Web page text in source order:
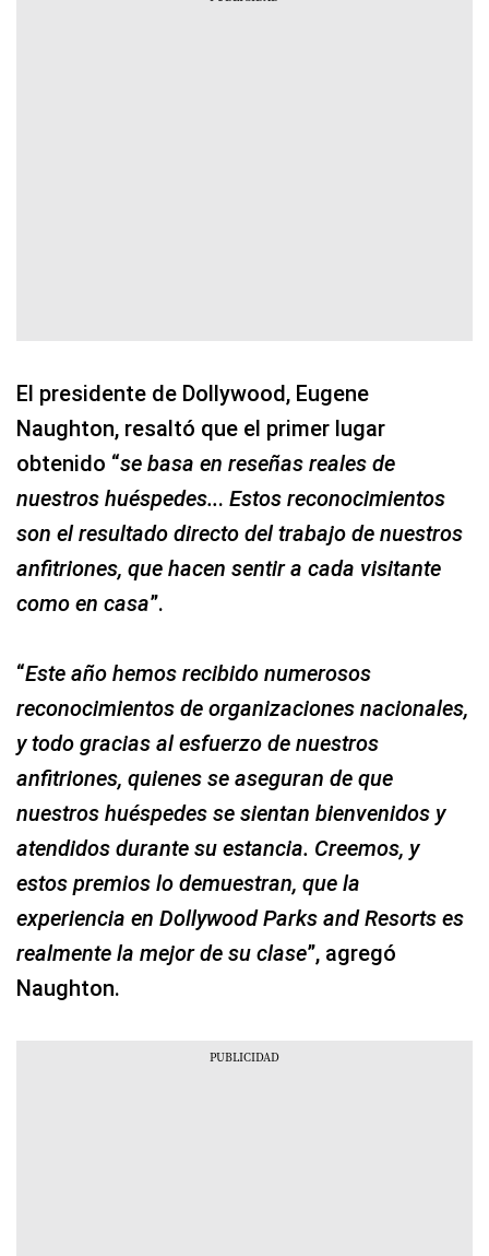
El presidente de Dollywood, Eugene
Naughton, resaltó que el primer lugar
obtenido “se basa en reseñas reales de
nuestros huéspedes... Estos reconocimientos
son el resultado directo del trabajo de nuestros
anfitriones, que hacen sentir a cada visitante
como en casa”.
“Este año hemos recibido numerosos
reconocimientos de organizaciones nacionales,
y todo gracias al esfuerzo de nuestros
anfitriones, quienes se aseguran de que
nuestros huéspedes se sientan bienvenidos y
atendidos durante su estancia. Creemos, y
estos premios lo demuestran, que la
experiencia en Dollywood Parks and Resorts es
realmente la mejor de su clase”, agregó
Naughton.